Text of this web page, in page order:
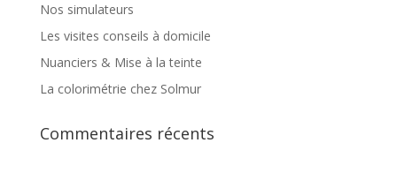
Nos simulateurs
Les visites conseils à domicile
Nuanciers & Mise à la teinte
La colorimétrie chez Solmur
Commentaires récents